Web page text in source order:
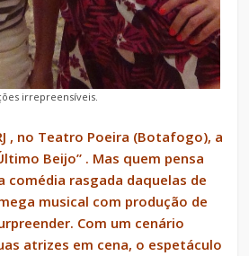
irrepreensíveis.
, no Teatro Poeira (Botafogo), a
Beijo” . Mas quem pensa
comédia rasgada daquelas de
musical com produção de
Com um cenário
atrizes em cena, o espetáculo